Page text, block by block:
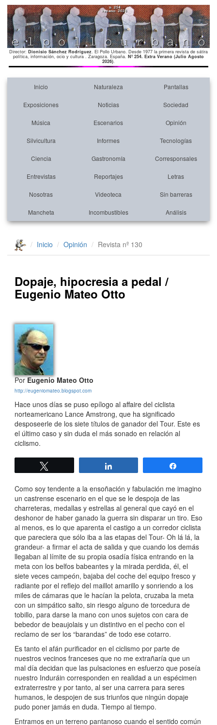
Director: Dionisio Sánchez Rodríguez. El Pollo Urbano. Desde 1977 la primera revista de sátira
política, información, ocio y cultura . Zaragoza. España. Nº 254. Extra Verano (Julio Agosto
2026).
Inicio Naturaleza Pantallas
Exposiciones Noticias Sociedad
Música Escenarios Opinión
Silvicultura Informes Tecnologías
Ciencia Gastronomía Corresponsales
Entrevistas Reportajes Letras
Nosotras Videoteca Sin barreras
Mancheta Incombustibles Análisis
Inicio Opinión Revista nº 130
Dopaje, hipocresia a pedal /
Eugenio Mateo Otto
PorEugenio Mateo Otto
http://eugeniomateo.blogspot.com
Hace unos días se puso epílogo al affaire del ciclista
norteamericano Lance Amstrong, que ha significado
desposeerle de los siete títulos de ganador del Tour. Este es
el último caso y sin duda el más sonado en relación al
ciclismo.
Como soy tendente a la ensoñación y fabulación me imagino
un castrense escenario en el que se le despoja de las
charreteras, medallas y estrellas al general que cayó en el
deshonor de haber ganado la guerra sin disparar un tiro. Eso
al menos, es lo que aparenta el castigo a un corredor ciclista
que pareciera que sólo iba a las etapas del Tour- Oh lá lá, la
grandeur- a firmar el acta de salida y que cuando los demás
llegaban al límite de su propia osadía física entrando en la
meta con los belfos babeantes y la mirada perdida, él, el
siete veces campeón, bajaba del coche del equipo fresco y
radiante por el reflejo del maillot amarillo y sonriendo a los
miles de cámaras que le hacían la pelota, cruzaba la meta
con un simpático salto, sin riesgo alguno de torcedura de
tobillo, para darse la mano con unos sujetos con cara de
bebedor de beaujolais y un distintivo en el pecho con el
reclamo de ser los “barandas” de todo ese cotarro.
Es tanto el afán purificador en el ciclismo por parte de
nuestros vecinos franceses que no me extrañaría que un
mal día decidan que las pulsaciones en esfuerzo que poseía
nuestro Induráin corresponden en realidad a un espécimen
extraterrestre y por tanto, al ser una carrera para seres
humanos, le despojen de sus triunfos que ningún dopaje
pudo poner jamás en duda. Tiempo al tiempo.
Entramos en un terreno pantanoso cuando el sentido común